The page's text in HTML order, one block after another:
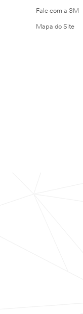
Fale com a 3M
Mapa do Site